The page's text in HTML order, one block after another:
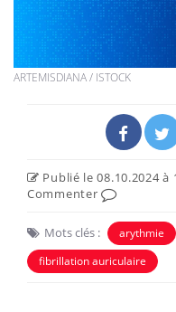
ARTEMISDIANA / ISTOCK
Publié le 08.10.2024 à
Commenter
Mots clés : arythmie
fibrillation auriculaire